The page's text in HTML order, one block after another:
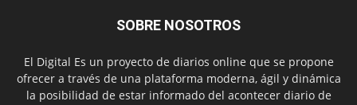
SOBRE NOSOTROS
El Digital Es un proyecto de diarios online que se propone
ofrecer a través de una plataforma moderna, ágil y dinámica
la posibilidad de estar informado del acontecer diario de